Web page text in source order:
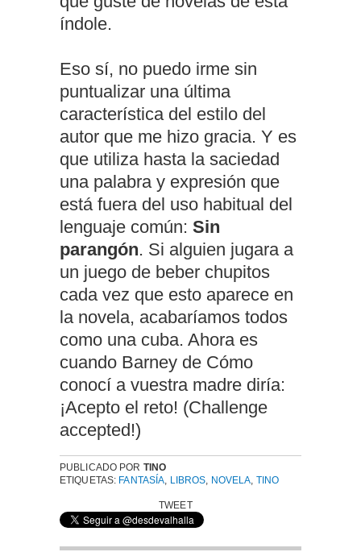
índole.
Eso sí, no puedo irme sin
puntualizar una última
característica del estilo del
autor que me hizo gracia. Y es
que utiliza hasta la saciedad
una palabra y expresión que
está fuera del uso habitual del
lenguaje común: Sin
parangón. Si alguien jugara a
un juego de beber chupitos
cada vez que esto aparece en
la novela, acabaríamos todos
como una cuba. Ahora es
cuando Barney de Cómo
conocí a vuestra madre diría:
¡Acepto el reto! (Challenge
accepted!)
PUBLICADO POR TINO
ETIQUETAS: FANTASÍA LIBROS NOVELA TINO
TWEET